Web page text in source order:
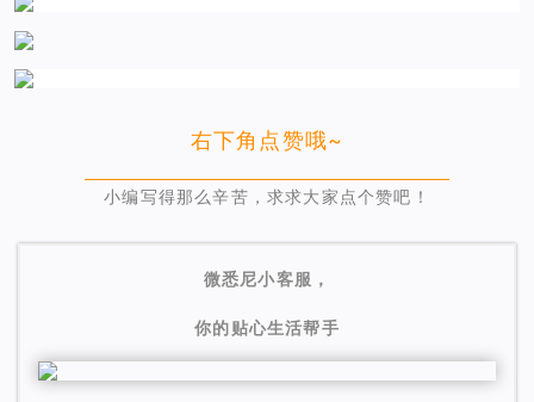
右下角点赞哦~
小编写得那么辛苦，求求大家点个赞吧！
微悉尼小客服，
你的贴心生活帮手